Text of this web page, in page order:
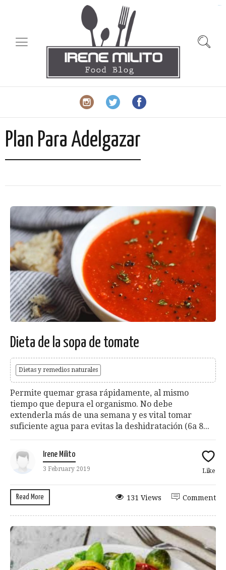
Plan Para Adelgazar
Dieta de la sopa de tomate
Dietas y remedios naturales
Permite quemar grasa rápidamente, al mismo
tiempo que depura el organismo. No debe
extenderla más de una semana y es vital tomar
suficiente agua para evitas la deshidratación (6a 8...
Irene Milito
3 February 2019 Like
Read More Comment
131 Views